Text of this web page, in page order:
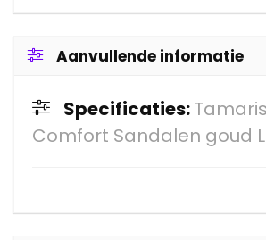
Aanvullende informatie
Specificaties:
Comfort Sandalen goud